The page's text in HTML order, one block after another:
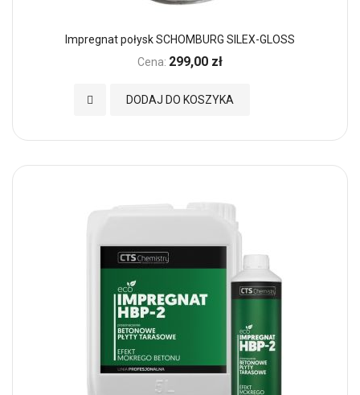
Impregnat połysk SCHOMBURG SILEX-GLOSS
Cena: 299,00 zł
DODAJ DO KOSZYKA
Dodaj do Ulubionych